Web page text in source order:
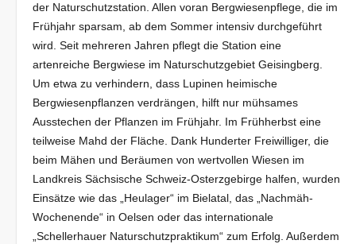
der Naturschutzstation. Allen voran Bergwiesenpflege, die im
Frühjahr sparsam, ab dem Sommer intensiv durchgeführt
wird. Seit mehreren Jahren pflegt die Station eine
artenreiche Bergwiese im Naturschutzgebiet Geisingberg.
Um etwa zu verhindern, dass Lupinen heimische
Bergwiesenpflanzen verdrängen, hilft nur mühsames
Ausstechen der Pflanzen im Frühjahr. Im Frühherbst eine
teilweise Mahd der Fläche. Dank Hunderter Freiwilliger, die
beim Mähen und Beräumen von wertvollen Wiesen im
Landkreis Sächsische Schweiz-Osterzgebirge halfen, wurden
Einsätze wie das „Heulager“ im Bielatal, das „Nachmäh-
Wochenende“ in Oelsen oder das internationale
„Schellerhauer Naturschutzpraktikum“ zum Erfolg. Außerdem